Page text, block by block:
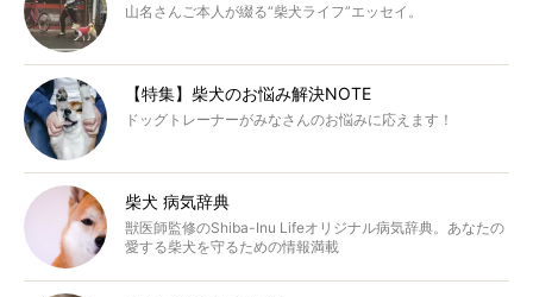
山名さんご本人が綴る“柴犬ライフ”エッセイ。
【特集】柴犬のお悩み解決NOTE
ドッグトレーナーがみなさんのお悩みに応えます！
柴犬 病気辞典
獣医師監修のShiba-Inu Lifeオリジナル病気辞典。あなたの
愛する柴犬を守るための情報満載